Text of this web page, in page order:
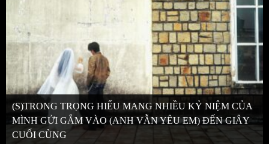
(S)TRONG TRỌNG HIẾU MANG NHIỀU KỶ NIỆM CỦA
MÌNH GỬI GẮM VÀO (ANH VẪN YÊU EM) ĐẾN GIÂY
CUỐI CÙNG